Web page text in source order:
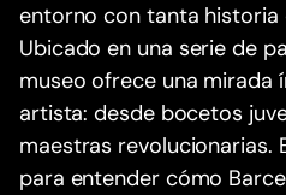
entorno con tanta
Ubicado en una serie de
museo ofrece una mirada
artista: desde bocetos
maestras revolucionarias.
para entender cómo